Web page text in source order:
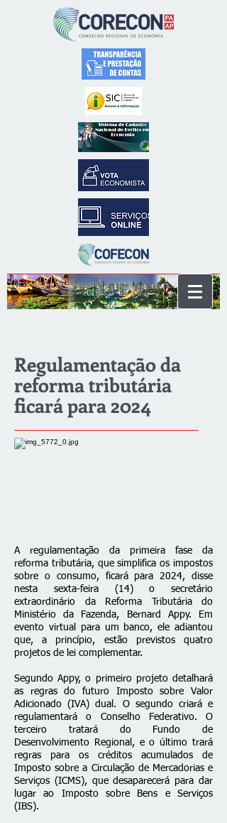
Regulamentação da
reforma tributária
ficará para 2024
A regulamentação da primeira fase da
reforma tributária, que simplifica os impostos
sobre o consumo, ficará para 2024, disse
nesta sexta-feira (14) o secretário
extraordinário da Reforma Tributária do
Ministério da Fazenda, Bernard Appy. Em
evento virtual para um banco, ele adiantou
que, a princípio, estão previstos quatro
projetos de lei complementar.
Segundo Appy, o primeiro projeto detalhará
as regras do futuro Imposto sobre Valor
Adicionado (IVA) dual. O segundo criará e
regulamentará o Conselho Federativo. O
terceiro tratará do Fundo de
Desenvolvimento Regional, e o último trará
regras para os créditos acumulados de
Imposto sobre a Circulação de Mercadorias e
Serviços (ICMS), que desaparecerá para dar
lugar ao Imposto sobre Bens e Serviços
(IBS).